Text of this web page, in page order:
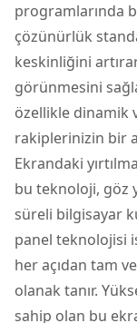
programlarında
çözünürlük
keskinliğini
görünmesini
özellikle dinamik
rakiplerinizin bir
Ekrandaki
bu teknoloji, göz
süreli bilgisayar
panel teknolojisi
her açıdan tam
olanak tanır.
sahip olan bu